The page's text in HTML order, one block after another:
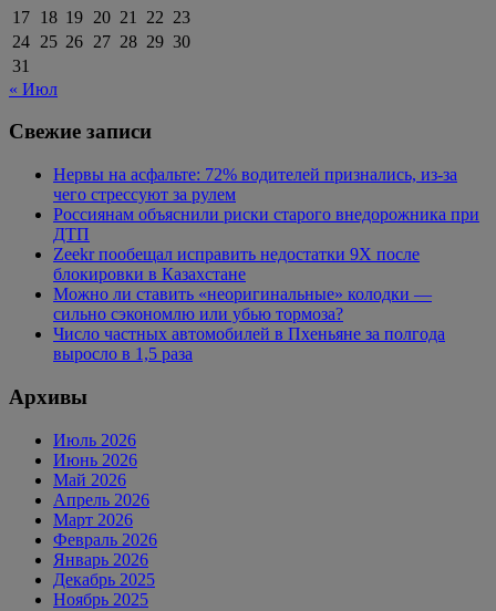
17 18 19 20 21 22 23
24 25 26 27 28 29 30
31
« Июл
Свежие записи
Нервы на асфальте: 72% водителей признались, из-за
чего стрессуют за рулем
Россиянам объяснили риски старого внедорожника при
ДТП
Zeekr пообещал исправить недостатки 9X после
блокировки в Казахстане
Можно ли ставить «неоригинальные» колодки —
сильно сэкономлю или убью тормоза?
Число частных автомобилей в Пхеньяне за полгода
выросло в 1,5 раза
Архивы
Июль 2026
Июнь 2026
Май 2026
Апрель 2026
Март 2026
Февраль 2026
Январь 2026
Декабрь 2025
Ноябрь 2025